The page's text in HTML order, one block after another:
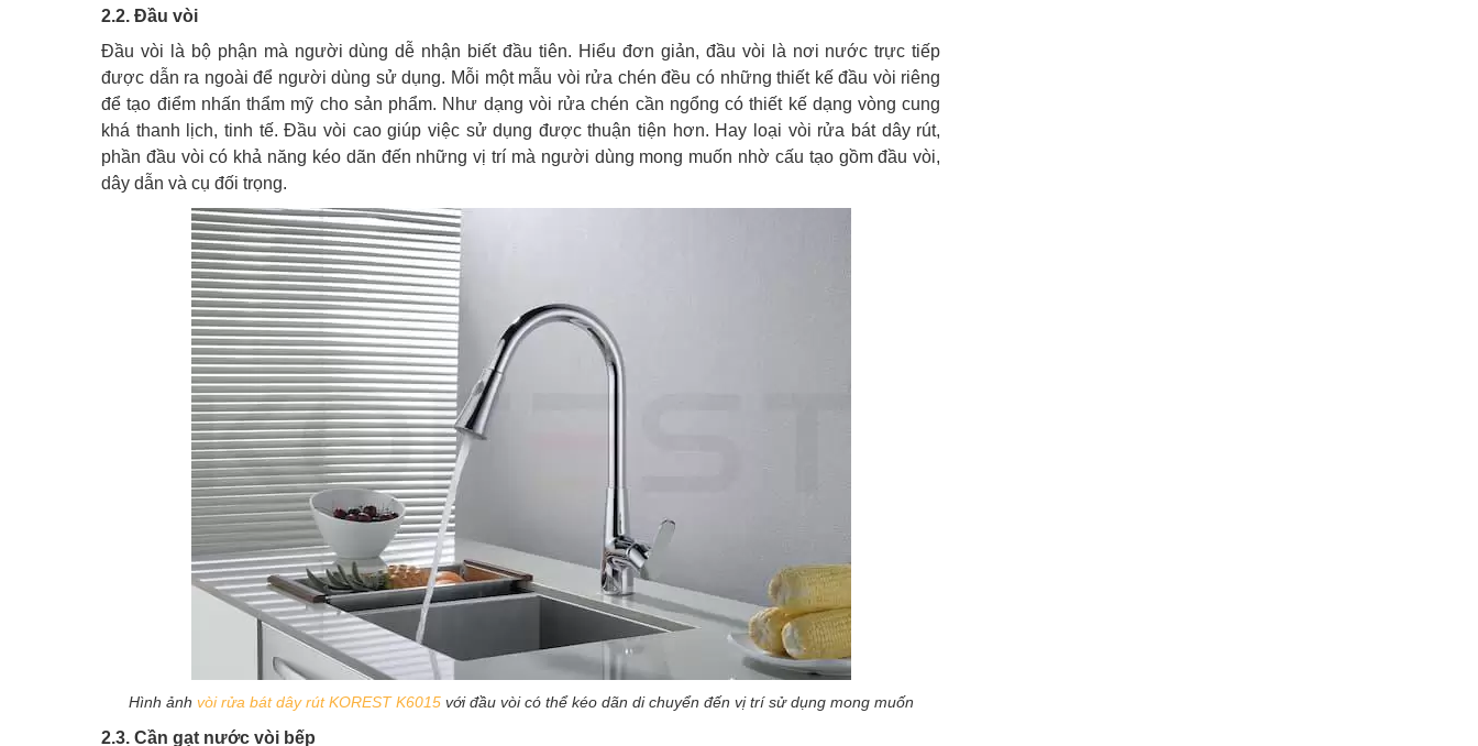
2.2. Đầu vòi
Đầu vòi là bộ phận mà người dùng dễ nhận biết đầu tiên. Hiểu đơn giản, đầu vòi là nơi nước trực tiếp
được dẫn ra ngoài để người dùng sử dụng. Mỗi một mẫu vòi rửa chén đều có những thiết kế đầu vòi riêng
để tạo điểm nhấn thẩm mỹ cho sản phẩm. Như dạng vòi rửa chén cần ngổng có thiết kế dạng vòng cung
khá thanh lịch, tinh tế. Đầu vòi cao giúp việc sử dụng được thuận tiện hơn. Hay loại vòi rửa bát dây rút,
phần đầu vòi có khả năng kéo dãn đến những vị trí mà người dùng mong muốn nhờ cấu tạo gồm đầu vòi,
dây dẫn và cụ đối trọng.
Hình ảnh vòi rửa bát dây rút KOREST K6015với đầu vòi có thể kéo dãn di chuyển đến vị trí sử dụng mong muốn
2.3. Cần gạt nước vòi bếp